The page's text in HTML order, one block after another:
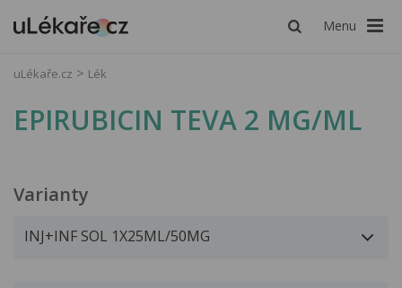
Menu
uLékaře.cz Lék
EPIRUBICIN TEVA 2 MG/ML
Varianty